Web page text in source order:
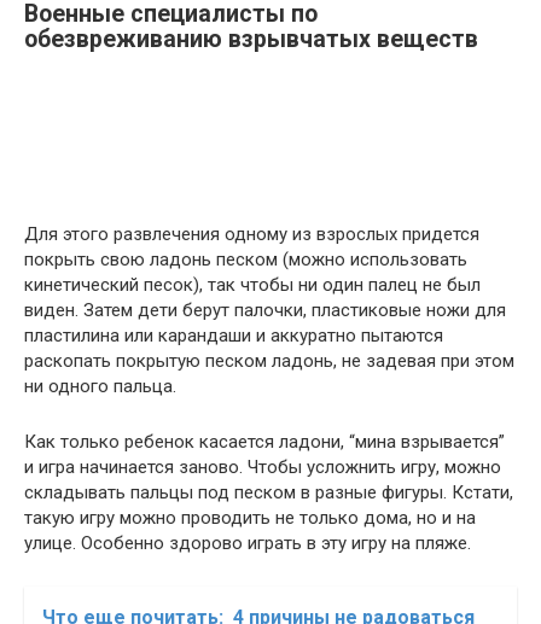
Военные специалисты по
обезвреживанию взрывчатых веществ
Для этого развлечения одному из взрослых придется
покрыть свою ладонь песком (можно использовать
кинетический песок), так чтобы ни один палец не был
виден. Затем дети берут палочки, пластиковые ножи для
пластилина или карандаши и аккуратно пытаются
раскопать покрытую песком ладонь, не задевая при этом
ни одного пальца.
Как только ребенок касается ладони, “мина взрывается”
и игра начинается заново. Чтобы усложнить игру, можно
складывать пальцы под песком в разные фигуры. Кстати,
такую игру можно проводить не только дома, но и на
улице. Особенно здорово играть в эту игру на пляже.
Что еще почитать: 4 причины не радоваться